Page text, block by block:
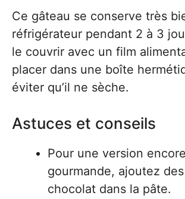
Ce gâteau se conserve très
réfrigérateur pendant 2 à 3
le couvrir avec un film
placer dans une boîte
éviter qu’il ne sèche.
Astuces et conseils
Pour une version
gourmande, ajoutez
chocolat dans la pâte.